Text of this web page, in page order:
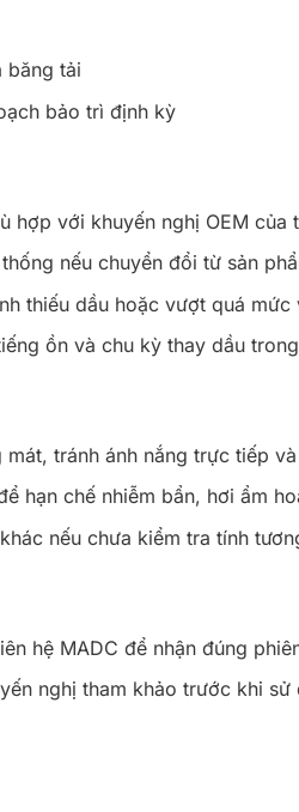
băng tải
bảo trì định kỳ
hợp với khuyến nghị OEM của
nếu chuyển đổi từ sản
thiếu dầu hoặc vượt quá mức
ồn và chu kỳ thay dầu
tránh ánh nắng trực tiếp
hạn chế nhiễm bẩn, hơi ẩm
nếu chưa kiểm tra tính
hệ MADC để nhận đúng
nghị tham khảo trước khi